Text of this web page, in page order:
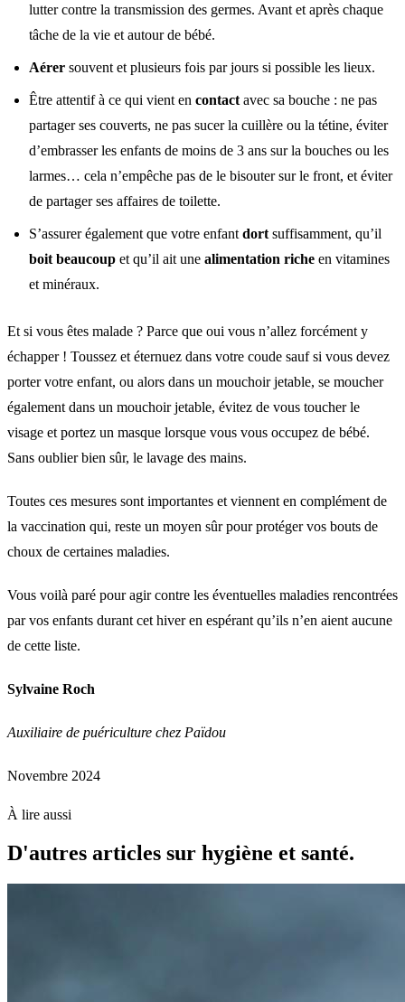
lutter contre la transmission des germes. Avant et après chaque
tâche de la vie et autour de bébé.
Aérer souvent et plusieurs fois par jours si possible les lieux.
Être attentif à ce qui vient en contact avec sa bouche : ne pas
partager ses couverts, ne pas sucer la cuillère ou la tétine, éviter
d’embrasser les enfants de moins de 3 ans sur la bouches ou les
larmes… cela n’empêche pas de le bisouter sur le front, et éviter
de partager ses affaires de toilette.
S’assurer également que votre enfant dort suffisamment, qu’il
boit beaucoup et qu’il ait une alimentation riche en vitamines
et minéraux.
Et si vous êtes malade ? Parce que oui vous n’allez forcément y
échapper ! Toussez et éternuez dans votre coude sauf si vous devez
porter votre enfant, ou alors dans un mouchoir jetable, se moucher
également dans un mouchoir jetable, évitez de vous toucher le
visage et portez un masque lorsque vous vous occupez de bébé.
Sans oublier bien sûr, le lavage des mains.
Toutes ces mesures sont importantes et viennent en complément de
la vaccination qui, reste un moyen sûr pour protéger vos bouts de
choux de certaines maladies.
Vous voilà paré pour agir contre les éventuelles maladies rencontrées
par vos enfants durant cet hiver en espérant qu’ils n’en aient aucune
de cette liste.
Sylvaine Roch
Auxiliaire de puériculture chez Païdou
Novembre 2024
À lire aussi
D'autres articles sur hygiène et santé.